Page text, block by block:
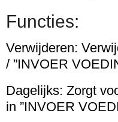
Functies:
Verwijderen:
/ ”INVOER
Dagelijks: Zorgt
in ”INVOER